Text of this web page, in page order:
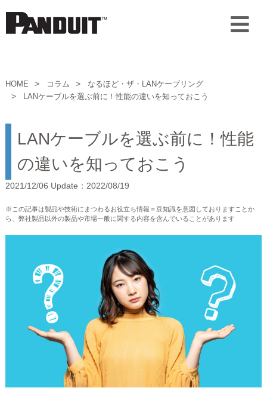
HOME コラム
なるほど・ザ・LANケーブリング
LANケーブルを選ぶ前に！性能の違いを知っておこう
LANケーブルを選ぶ前に！性能
の違いを知っておこう
2021/12/06 Update：2022/08/19
※この記事は製品や技術にまつわるお役立ち情報＝豆知識を意図しておりますことか
ら、弊社製品以外の製品や市場一般に関する内容を含んでいることがあります